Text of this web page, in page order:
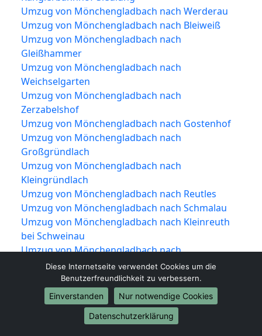
Umzug von Mönchengladbach nach Werderau
Umzug von Mönchengladbach nach Bleiweiß
Umzug von Mönchengladbach nach
Gleißhammer
Umzug von Mönchengladbach nach
Weichselgarten
Umzug von Mönchengladbach nach
Zerzabelshof
Umzug von Mönchengladbach nach Gostenhof
Umzug von Mönchengladbach nach
Großgründlach
Umzug von Mönchengladbach nach
Kleingründlach
Umzug von Mönchengladbach nach Reutles
Umzug von Mönchengladbach nach Schmalau
Umzug von Mönchengladbach nach Kleinreuth
bei Schweinau
Umzug von Mönchengladbach nach
Gebersdorf
Umzug von Mönchengladbach nach
Neuröthenbach
Umzug von Mönchengladbach nach Großreuth
bei Schweinau
Diese Internetseite verwendet Cookies um die
Benutzerfreundlichkeit zu verbessern.
Einverstanden
Nur notwendige Cookies
Datenschutzerklärung